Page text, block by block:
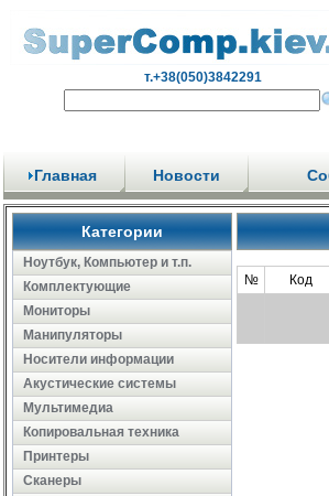
т.+38(050)3842291
Главная Новости
Категории
Ноутбук, Компьютер и т.п.
Комплектующие
Мониторы
Манипуляторы
Носители информации
Акустические системы
Мультимедиа
Копировальная техника
Принтеры
Сканеры
№ Код